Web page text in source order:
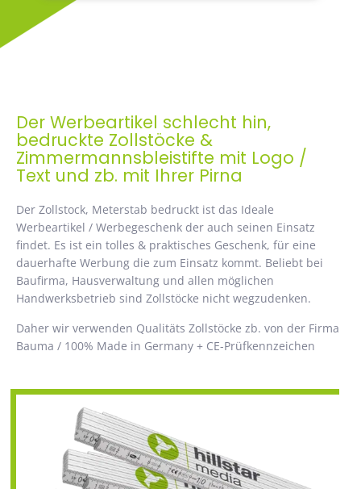
Der Werbeartikel schlecht hin,
bedruckte Zollstöcke &
Zimmermannsbleistifte mit Logo /
Text und zb. mit Ihrer Pirna
Der Zollstock, Meterstab bedruckt ist das Ideale
Werbeartikel / Werbegeschenk der auch seinen Einsatz
findet. Es ist ein tolles & praktisches Geschenk, für eine
dauerhafte Werbung die zum Einsatz kommt. Beliebt bei
Baufirma, Hausverwaltung und allen möglichen
Handwerksbetrieb sind Zollstöcke nicht wegzudenken.
Daher wir verwenden Qualitäts Zollstöcke zb. von der Firma
Bauma / 100% Made in Germany + CE-Prüfkennzeichen